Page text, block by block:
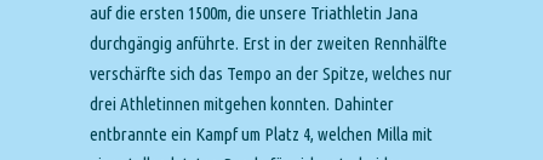
auf die ersten 1500m, die unsere Triathletin Jana
durchgängig anführte. Erst in der zweiten Rennhälfte
verschärfte sich das Tempo an der Spitze, welches nur
drei Athletinnen mitgehen konnten. Dahinter
entbrannte ein Kampf um Platz 4, welchen Milla mit